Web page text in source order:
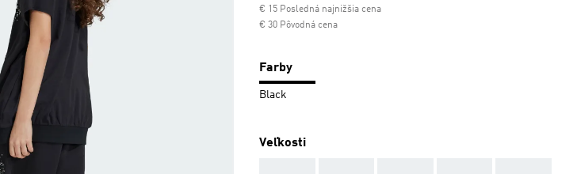
€ 15 Posledná najnižšia cena
€ 30 Pôvodná cena
Farby
Black
Veľkosti